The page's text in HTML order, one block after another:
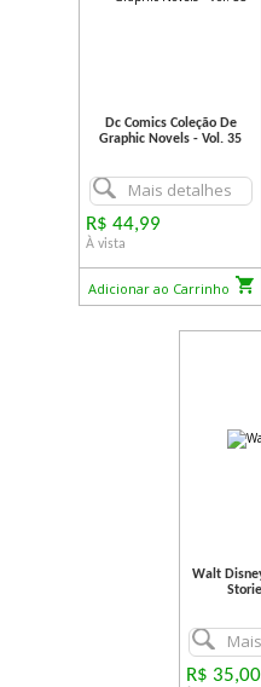
Dc Comics Coleção De
Graphic Novels - Vol. 35
Mais detalhes
R$ 44,99
À vista
Adicionar ao Carrinho
Walt
R$ 35,00